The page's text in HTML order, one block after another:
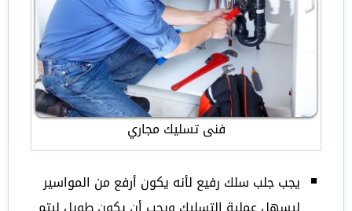
فنى تسليك مجاري
يجب جلب سلك رفيع لأنه يكون أرفع من المواسير